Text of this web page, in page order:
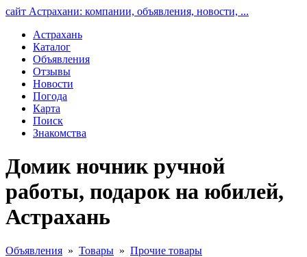
сайт Астрахани: компании, объявления, новости, ...
Астрахань
Каталог
Объявления
Отзывы
Новости
Погода
Карта
Поиск
Знакомства
Домик ночник ручной
работы, подарок на юбилей,
Астрахань
Объявления » Товары » Прочие товары